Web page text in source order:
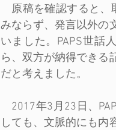
原稿を確認すると、
みならず、発言以外の
いました。PAPS世話
ら、双方が納得できる
だと考えました。
2017年3月23日、
しても、文脈的にも内